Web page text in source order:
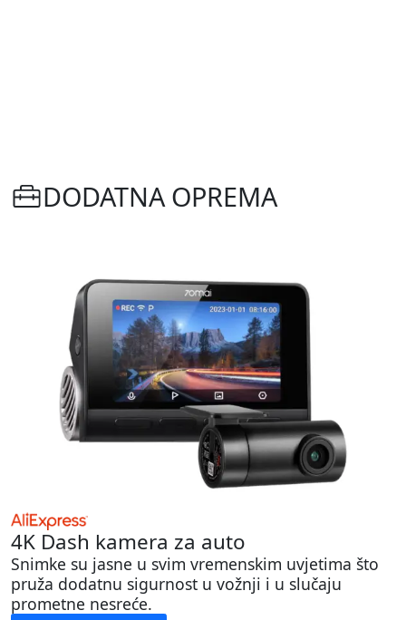
DODATNA OPREMA
4K Dash kamera za auto
Snimke su jasne u svim vremenskim uvjetima što
pruža dodatnu sigurnost u vožnji i u slučaju
prometne nesreće.